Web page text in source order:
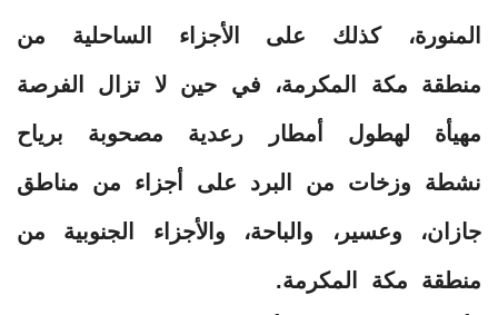
المنورة، كذلك على الأجزاء الساحلية من
منطقة مكة المكرمة، في حين لا تزال الفرصة
مهيأة لهطول أمطار رعدية مصحوبة برياح
نشطة وزخات من البرد على أجزاء من مناطق
جازان، وعسير، والباحة، والأجزاء الجنوبية من
منطقة مكة المكرمة.